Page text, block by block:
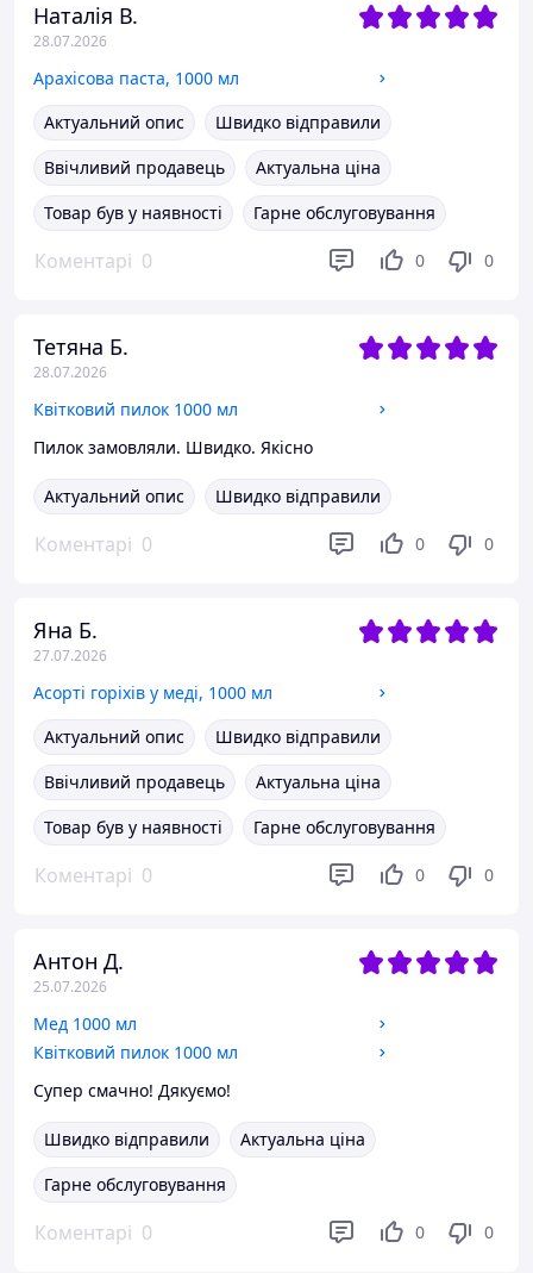
Наталія В.
28.07.2026
Арахісова паста, 1000 мл
Актуальний опис
Швидко відправили
Ввічливий продавець
Актуальна ціна
Товар був у наявності
Гарне обслуговування
Коментарі 0 0 0
Тетяна Б.
28.07.2026
Квітковий пилок 1000 мл
Пилок замовляли. Швидко. Якісно
Актуальний опис Швидко відправили
Коментарі 0 0 0
Яна Б.
27.07.2026
Асорті горіхів у меді, 1000 мл
Актуальний опис
Швидко відправили
Ввічливий продавець
Актуальна ціна
Товар був у наявності
Гарне обслуговування
Коментарі 0 0 0
Антон Д.
25.07.2026
Мед 1000 мл
Квітковий пилок 1000 мл
Супер смачно! Дякуємо!
Швидко відправили
Актуальна ціна
Гарне обслуговування
Коментарі 0 0 0